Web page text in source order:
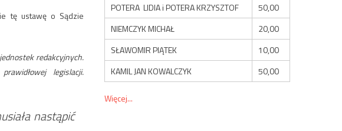
tę ustawę o Sądzie
redakcyjnych.
legislacji.
nastąpić
POTERA LIDIA i POTERA KRZYSZTOF
50,00
NIEMCZYK MICHAŁ
20,00
SŁAWOMIR PIĄTEK
10,00
KAMIL JAN KOWALCZYK
50,00
Więcej...